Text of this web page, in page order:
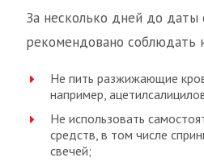
За несколько дней до
рекомендовано соблюдать
Не пить разжижающие
например,
Не использовать
средств, в том числе
свечей;